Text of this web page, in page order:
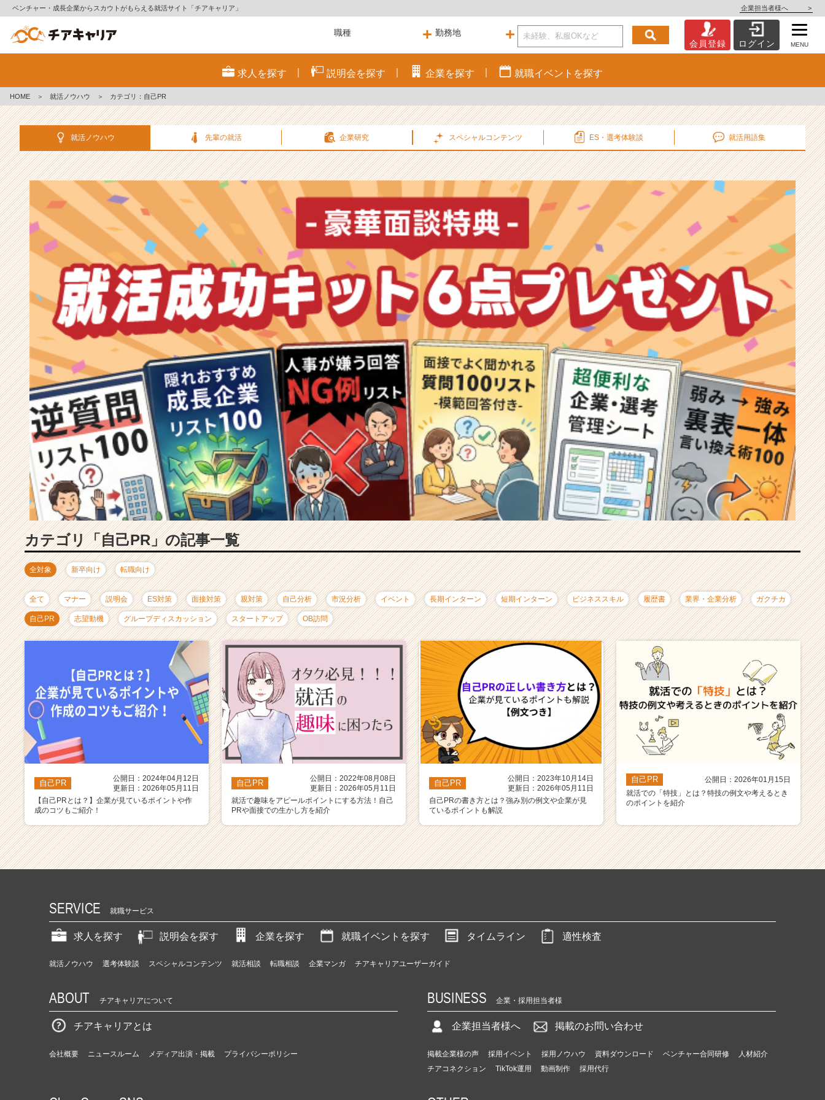
ベンチャー・成長企業からスカウトがもらえる就活サイト「チアキャリア」 企業担当者様へ >
策・
就
ノ
ハ
記
事
|
ベ
ン
チ
ー・
成
長
企
業
か
ら
カ
ウ
ト
が
届
く
就
サ
イ
ト
チ
キ
ャ
リ
ア
（C
h
e
e
r
r
e
r）
会員登録 ログイン MENU
求人を探す 説明会を探す 企業を探す 就職イベント を探す
HOME ＞ 就活ノウハウ ＞ カテゴリ：自己PR
就活ノウハウ 先輩の就活 企業研究 スペシャルコンテンツ ES・選考体験談 就活用語集
カテゴリ「自己PR」の記事一覧
全対象 新卒向け 転職向け
全て マナー 説明会 ES対策 面接対策 親対策 自己分析 市況分析 イベント 長期インターン 短期インターン ビジネススキル 履歴書 業界・企業分析 ガクチカ
自己PR 志望動機 グループディスカッション スタートアップ OB訪問
自己PR
公開日：2024年04月12日
更新日：2026年05月11日
【自己PRとは？】企業が見ているポイントや作
成のコツもご紹介！
自己PR
公開日：2022年08月08日
更新日：2026年05月11日
就活で趣味をアピールポイントにする方法！自己
PRや面接での生かし方を紹介
自己PR
公開日：2023年10月14日
更新日：2026年05月11日
自己PRの書き方とは？強み別の例文や企業が見
ているポイントも解説
自己PR
公開日：2026年01月15日
就活での「特技」とは？特技の例文や考えるとき
のポイントを紹介
SERVICE 就職サービス
求人を探す 説明会を探す 企業を探す 就職イベントを探す タイムライン 適性検査
就活ノウハウ 選考体験談 スペシャルコンテンツ 就活相談 転職相談 企業マンガ チアキャリアユーザーガイド
ABOUT チアキャリアについて
チアキャリアとは
会社概要 ニュースルーム メディア出演・掲載 プライバシーポリシー
BUSINESS 企業・採用担当者様
企業担当者様へ 掲載のお問い合わせ
掲載企業様の声 採用イベント 採用ノウハウ 資料ダウンロード ベンチャー合同研修
人材紹介
チアコネクション
TikTok運用 動画制作 採用代行